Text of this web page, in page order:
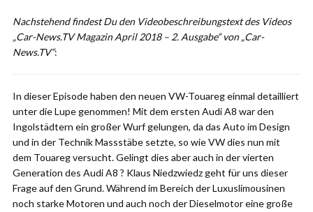
Nachstehend findest Du den Videobeschreibungstext des Videos
„Car-News.TV Magazin April 2018 – 2. Ausgabe“ von „Car-
News.TV“:
In dieser Episode haben den neuen VW-Touareg einmal detailliert
unter die Lupe genommen! Mit dem ersten Audi A8 war den
Ingolstädtern ein großer Wurf gelungen, da das Auto im Design
und in der Technik Massstäbe setzte, so wie VW dies nun mit
dem Touareg versucht. Gelingt dies aber auch in der vierten
Generation des Audi A8 ? Klaus Niedzwiedz geht für uns dieser
Frage auf den Grund. Während im Bereich der Luxuslimousinen
noch starke Motoren und auch noch der Dieselmotor eine große